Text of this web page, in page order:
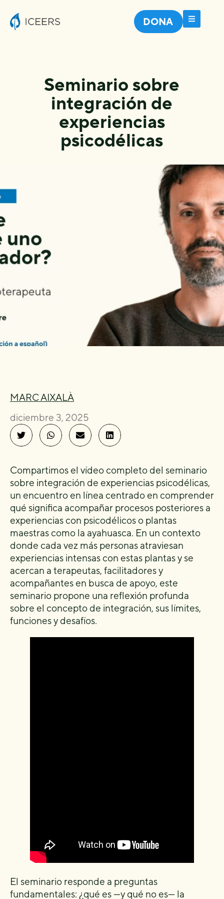
DONA
Seminario sobre
integración de
experiencias
psicodélicas
MARC AIXALÀ
diciembre 3, 2025
Compartimos el vídeo completo del seminario
sobre integración de experiencias psicodélicas,
un encuentro en línea centrado en comprender
qué significa acompañar procesos posteriores a
experiencias con psicodélicos o plantas
maestras como la ayahuasca. En un contexto
donde cada vez más personas atraviesan
experiencias intensas con estas plantas y se
acercan a terapeutas, facilitadores y
acompañantes en busca de apoyo, este
seminario propone una reflexión profunda
sobre el concepto de integración, sus límites,
funciones y desafíos.
El seminario responde a preguntas
fundamentales: ¿qué es —y qué no es— la